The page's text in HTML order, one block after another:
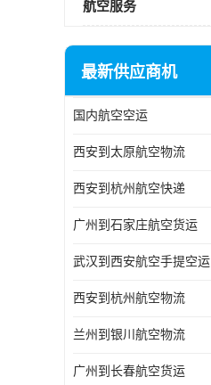
航空服务
最新供应商机
国内航空空运
西安到太原航空物流
西安到杭州航空快递
广州到石家庄航空货运
武汉到西安航空手提空运
西安到杭州航空物流
兰州到银川航空物流
广州到长春航空货运